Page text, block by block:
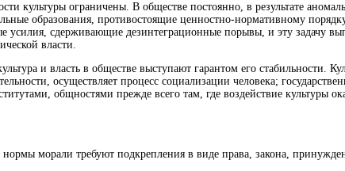
культуры ограничены. В обществе постоянно, в результате
образования, противостоящие ценностно-нормативному
усилия, сдерживающие дезинтеграционные порывы, и эту задачу
власти.
и власть в обществе выступают гарантом его стабильности.
осуществляет процесс социализации человека;
общностями прежде всего там, где воздействие культуры
нормы морали требуют подкрепления в виде права, закона,